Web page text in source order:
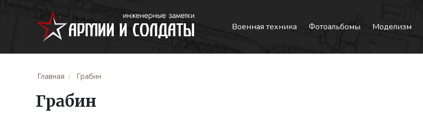
Военная техника Фотоальбомы Моделизм
Главная Грабин
Грабин